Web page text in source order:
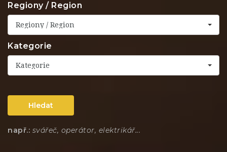
Regiony / Region
Regiony / Region
Kategorie
Kategorie
Hledat
např.: svářeč, operátor, elektrikář...